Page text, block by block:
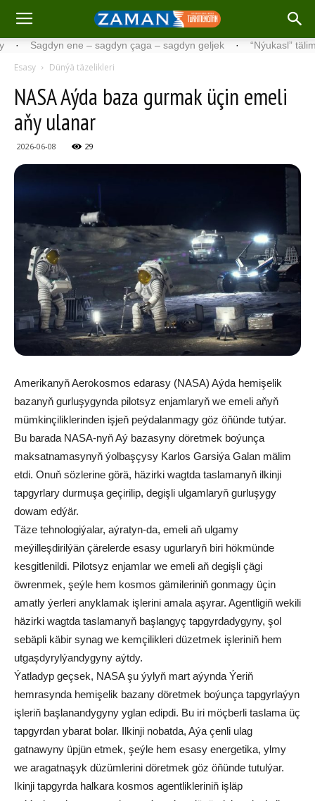
ene – sagdyn çaga – sagdyn geljek · “Nýukasl” tälimçisini
Esasy Dünýä täzelikleri
NASA Aýda baza gurmak üçin emeli
aňy ulanar
2026-06-08 29
Amerikanyň Aerokosmos edarasy (NASA) Aýda hemişelik
bazanyň gurluşygynda pilotsyz enjamlaryň we emeli aňyň
mümkinçiliklerinden işjeň peýdalanmagy göz öňünde tutýar.
Bu barada NASA-nyň Aý bazasyny döretmek boýunça
maksatnamasynyň ýolbaşçysy Karlos Garsiýa Galan mälim
etdi. Onuň sözlerine görä, häzirki wagtda taslamanyň ilkinji
tapgyrlary durmuşa geçirilip, degişli ulgamlaryň gurluşygy
dowam edýär.
Täze tehnologiýalar, aýratyn-da, emeli aň ulgamy
meýilleşdirilýän çärelerde esasy ugurlaryň biri hökmünde
kesgitlenildi. Pilotsyz enjamlar we emeli aň degişli çägi
öwrenmek, şeýle hem kosmos gämileriniň gonmagy üçin
amatly ýerleri anyklamak işlerini amala aşyrar. Agentligiň wekili
häzirki wagtda taslamanyň başlangyç tapgyrdadygyny, şol
sebäpli käbir synag we kemçilikleri düzetmek işleriniň hem
utgaşdyrylýandygyny aýtdy.
Ýatladyp geçsek, NASA şu ýylyň mart aýynda Ýeriň
hemrasynda hemişelik bazany döretmek boýunça tapgyrlaýyn
işleriň başlanandygyny yglan edipdi. Bu iri möçberli taslama üç
tapgyrdan ybarat bolar. Ilkinji nobatda, Aýa çenli ulag
gatnawyny üpjün etmek, şeýle hem esasy energetika, ylmy
we aragatnaşyk düzümlerini döretmek göz öňünde tutulýar.
Ikinji tapgyrda halkara kosmos agentlikleriniň işläp